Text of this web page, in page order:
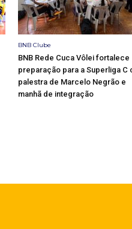
BNB Clube
BNB Rede Cuca Vôlei fortalece
preparação para a Superliga C
palestra de Marcelo Negrão e
manhã de integração